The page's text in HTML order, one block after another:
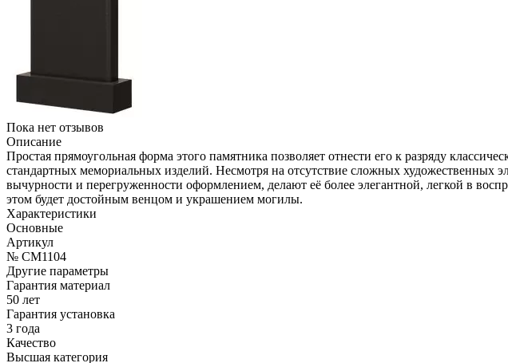
Пока нет отзывов
Описание
Простая прямоугольная форма этого памятника позволяет отнести его к разряду
стандартных мемориальных изделий. Несмотря на отсутствие сложных художественных
вычурности и перегруженности оформлением, делают её более элегантной, легкой в
этом будет достойным венцом и украшением могилы.
Характеристики
Основные
Артикул
№ CM1104
Другие параметры
Гарантия материал
50 лет
Гарантия установка
3 года
Качество
Высшая категория